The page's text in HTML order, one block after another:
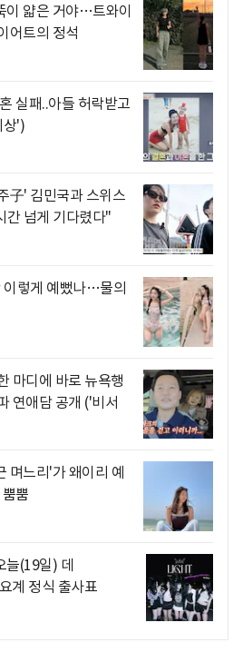
이 얇은 거야…트와이
어트의 정석
실패..아들 허락받고
상')
子' 김민국과 스위스
간 넘게 기다렸다"
렇게 예뻤나…물의
마디에 바로 뉴욕행
연애담 공개 ('비서
며느리'가 왜이리 예
뿜
늘(19일) 데
계 정식 출사표